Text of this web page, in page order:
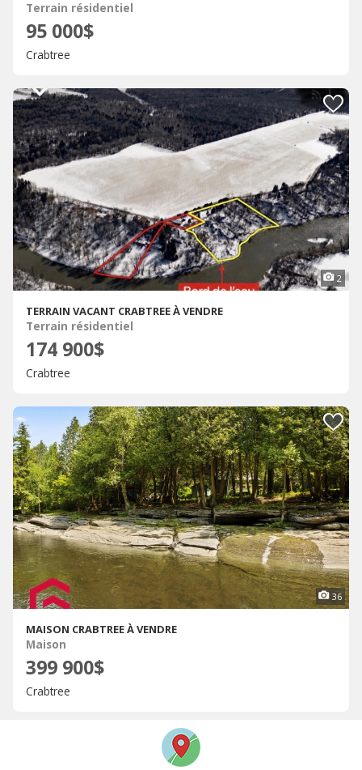
Terrain résidentiel
95 000$
Crabtree
2
TERRAIN VACANT CRABTREE À VENDRE
Terrain résidentiel
174 900$
Crabtree
36
MAISON CRABTREE À VENDRE
Maison
399 900$
Crabtree